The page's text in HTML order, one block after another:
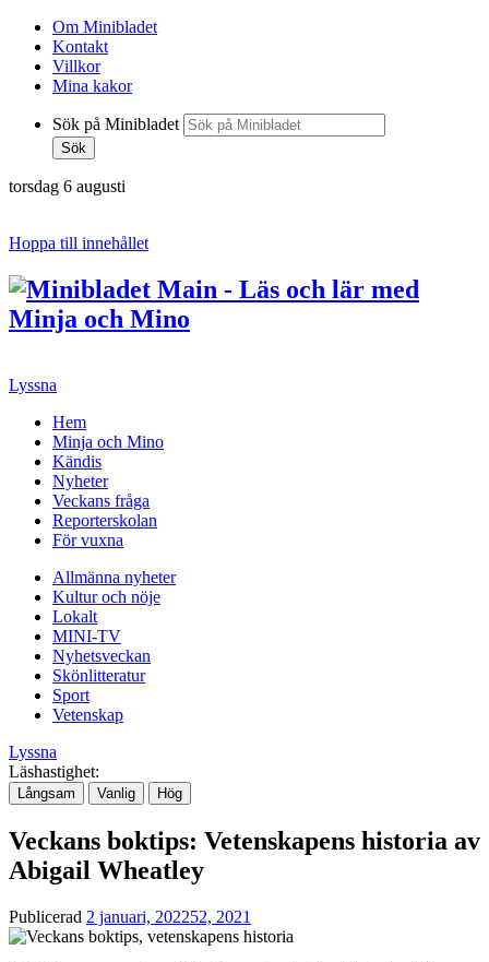
Om Minibladet
Kontakt
Villkor
Mina kakor
Sök på Minibladet
Sök
torsdag 6 augusti
Hoppa till innehållet
Lyssna
Hem
Minja och Mino
Kändis
Nyheter
Veckans fråga
Reporterskolan
För vuxna
Allmänna nyheter
Kultur och nöje
Lokalt
MINI-TV
Nyhetsveckan
Skönlitteratur
Sport
Vetenskap
Lyssna
Läshastighet:
Långsam Vanlig Hög
Veckans boktips: Vetenskapens historia av
Abigail Wheatley
Publicerad 2 januari, 202252, 2021